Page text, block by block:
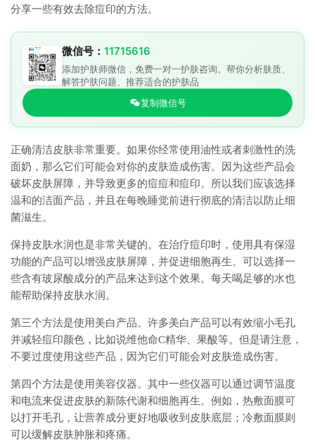
分享一些有效去除痘印的方法。
微信号： 11715616
添加护肤师微信，免费一对一护肤咨询。帮你分析肤质、
解答护肤问题、推荐适合的护肤品
复制微信号
正确清洁皮肤非常重要。如果你经常使用油性或者刺激性的洗
面奶，那么它们可能会对你的皮肤造成伤害。因为这些产品会
破坏皮肤屏障，并导致更多的痘痘和痘印。所以我们应该选择
温和的洁面产品，并且在每晚睡觉前进行彻底的清洁以防止细
菌滋生。
保持皮肤水润也是非常关键的。在治疗痘印时，使用具有保湿
功能的产品可以增强皮肤屏障，并促进细胞再生。可以选择一
些含有玻尿酸成分的产品来达到这个效果。每天喝足够的水也
能帮助保持皮肤水润。
第三个方法是使用美白产品。许多美白产品可以有效缩小毛孔
并减轻痘印颜色，比如说维他命C精华、果酸等。但是请注意，
不要过度使用这些产品，因为它们可能会对皮肤造成伤害。
第四个方法是使用美容仪器。其中一些仪器可以通过调节温度
和电流来促进皮肤的新陈代谢和细胞再生。例如，热敷面膜可
以打开毛孔，让营养成分更好地吸收到皮肤底层；冷敷面膜则
可以缓解皮肤肿胀和疼痛。